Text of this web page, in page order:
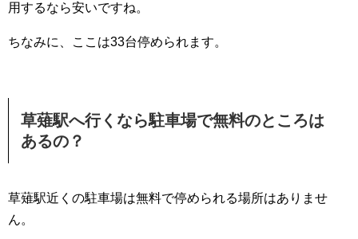
用するなら安いですね。
ちなみに、ここは33台停められます。
草薙駅へ行くなら駐車場で無料のところは
あるの？
草薙駅近くの駐車場は無料で停められる場所はありませ
ん。